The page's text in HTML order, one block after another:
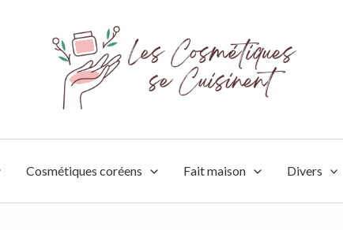
Cosmétiques coréens Fait maison Divers